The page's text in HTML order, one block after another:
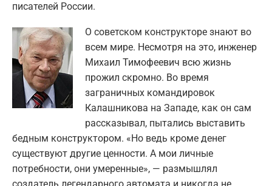
писателей России.
О советском конструкторе знают во
всем мире. Несмотря на это, инженер
Михаил Тимофеевич всю жизнь
прожил скромно. Во время
заграничных командировок
Калашникова на Западе, как он сам
рассказывал, пытались выставить
бедным конструктором. «Но ведь кроме денег
существуют другие ценности. А мои личные
потребности, они умеренные», — размышлял